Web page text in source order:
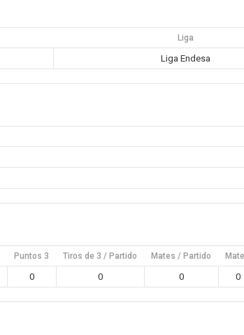
Liga
Liga Endesa
Puntos 3 Tiros de 3 / Partido Mates / Partido
0 0 0 0